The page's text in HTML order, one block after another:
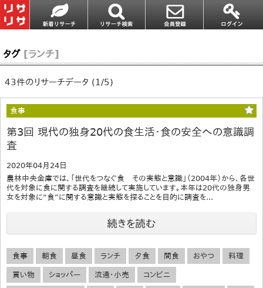
タグ [ランチ]
43件のリサーチデータ (1/5)
食事
第3回 現代の独身20代の食生活・食の安全への意識調
査
2020年04月24日
農林中央金庫では、「世代をつなぐ食 その実態と意識」（2004年）から、各世
代を対象に食に関する調査を継続して実施しています。本年は20代の独身男
女を対象に“食”に関する意識と実態を探ることを目的に調査を...
続きを読む
食事 朝食 昼食 ランチ 夕食 間食 おやつ 料理
買い物 ショッパー 流通・小売 コンビニ